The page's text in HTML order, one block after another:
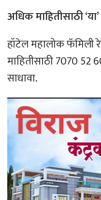
अधिक माहितीसाठी
हॉटेल महालोक फॅमिली
माहितीसाठी 7070 52
साधावा.